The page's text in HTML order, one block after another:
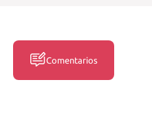
Comentarios